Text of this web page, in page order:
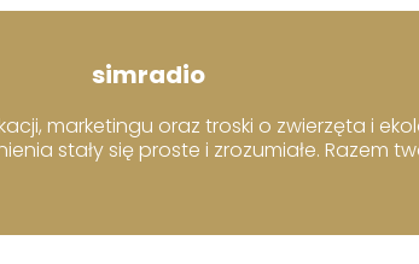
simradio
marketingu oraz troski o zwierzęta i
stały się proste i zrozumiałe. Razem